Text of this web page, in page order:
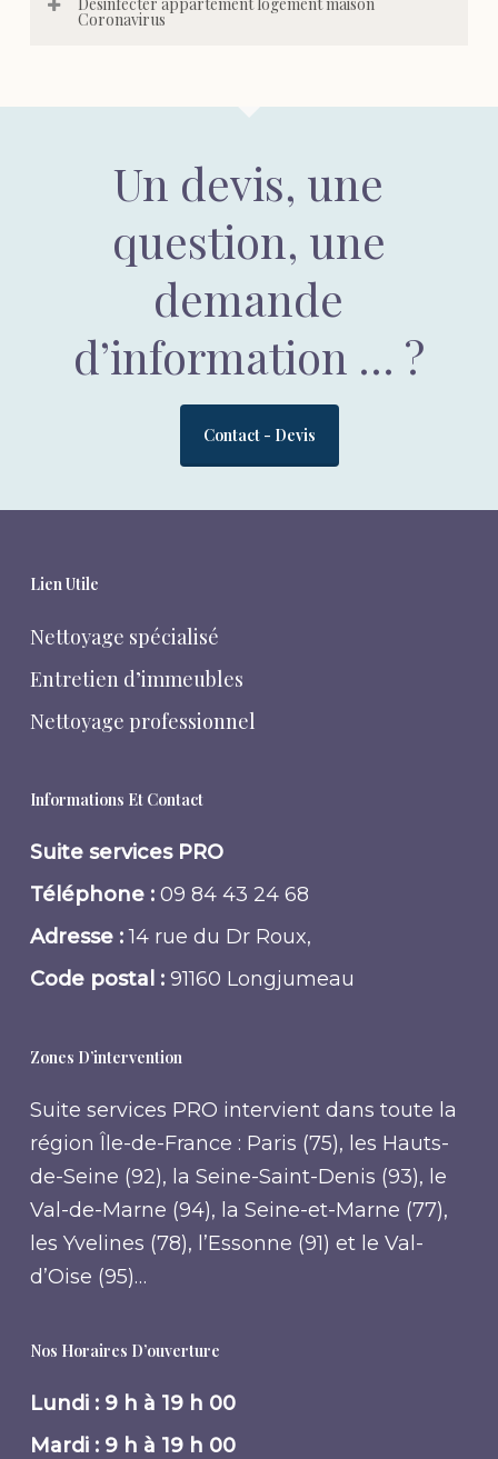
Coronavirus
Un devis, une
question, une
demande
d’information … ?
Contact - Devis
Lien Utile
Nettoyage spécialisé
Entretien d’immeubles
Nettoyage professionnel
Informations Et Contact
Suite services PRO
Téléphone :09 84 43 24 68
Adresse :14 rue du Dr Roux,
Code postal : 91160 Longjumeau
Zones D’intervention
Suite services PRO intervient dans toute la
région Île-de-France : Paris (75), les Hauts-
de-Seine (92), la Seine-Saint-Denis (93), le
Val-de-Marne (94), la Seine-et-Marne (77),
les Yvelines (78), l’Essonne (91) et le Val-
d’Oise (95)…
Nos Horaires D’ouverture
Lundi : 9 h à 19 h 00
Mardi : 9 h à 19 h 00